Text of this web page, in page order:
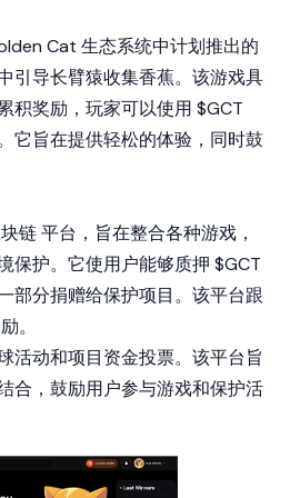
Cat 生态系统中计划推出的
引导长臂猿收集香蕉。该游戏具
积奖励，玩家可以使用 $GCT
它旨在提供轻松的体验，同时鼓
链平台，旨在整合各种游戏，
保护。它使用户能够质押 $GCT
部分捐赠给保护项目。该平台跟
。
活动和项目资金投票。该平台旨
合，鼓励用户参与游戏和保护活